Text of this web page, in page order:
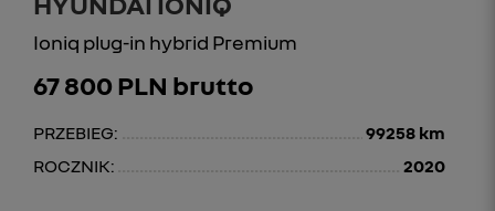
Ioniq plug-in hybrid Premium
67 800 PLN brutto
PRZEBIEG:
99258 km
ROCZNIK:
2020